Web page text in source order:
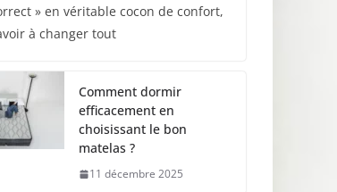
» en véritable cocon de confort,
à changer tout
Comment dormir
efficacement en
choisissant le bon
matelas ?
11 décembre 2025